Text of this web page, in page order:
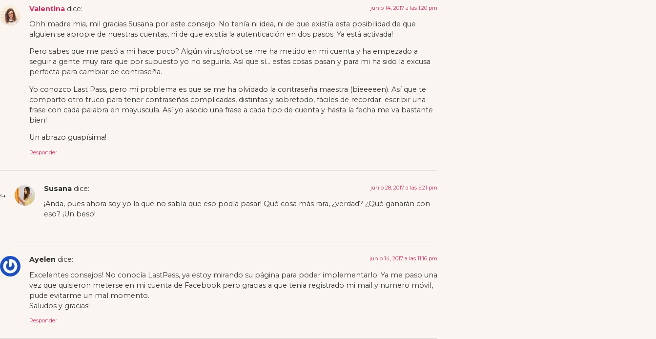
Valentina dice: junio 14, 2017 a las 1:20 pm
Ohh madre mia, mil gracias Susana por este consejo. No tenía ni idea, ni de que existía esta posibilidad de que
alguien se apropie de nuestras cuentas, ni de que existía la autenticación en dos pasos. Ya está activada!
Pero sabes que me pasó a mi hace poco? Algún virus/robot se me ha metido en mi cuenta y ha empezado a
seguir a gente muy rara que por supuesto yo no seguiría. Así que sí… estas cosas pasan y para mi ha sido la excusa
perfecta para cambiar de contraseña.
Yo conozco Last Pass, pero mi problema es que se me ha olvidado la contraseña maestra (bieeeeen). Así que te
comparto otro truco para tener contraseñas complicadas, distintas y sobretodo, fáciles de recordar: escribir una
frase con cada palabra en mayuscula. Así yo asocio una frase a cada tipo de cuenta y hasta la fecha me va bastante
bien!
Un abrazo guapísima!
Responder
Susana dice: junio 28, 2017 a las 5:21 pm
¡Anda, pues ahora soy yo la que no sabía que eso podía pasar! Qué cosa más rara, ¿verdad? ¿Qué ganarán con
eso? ¡Un beso!
Ayelen dice: junio 14, 2017 a las 11:16 pm
Excelentes consejos! No conocía LastPass, ya estoy mirando su página para poder implementarlo. Ya me paso una
vez que quisieron meterse en mi cuenta de Facebook pero gracias a que tenia registrado mi mail y numero móvil,
pude evitarme un mal momento.
Saludos y gracias!
Responder